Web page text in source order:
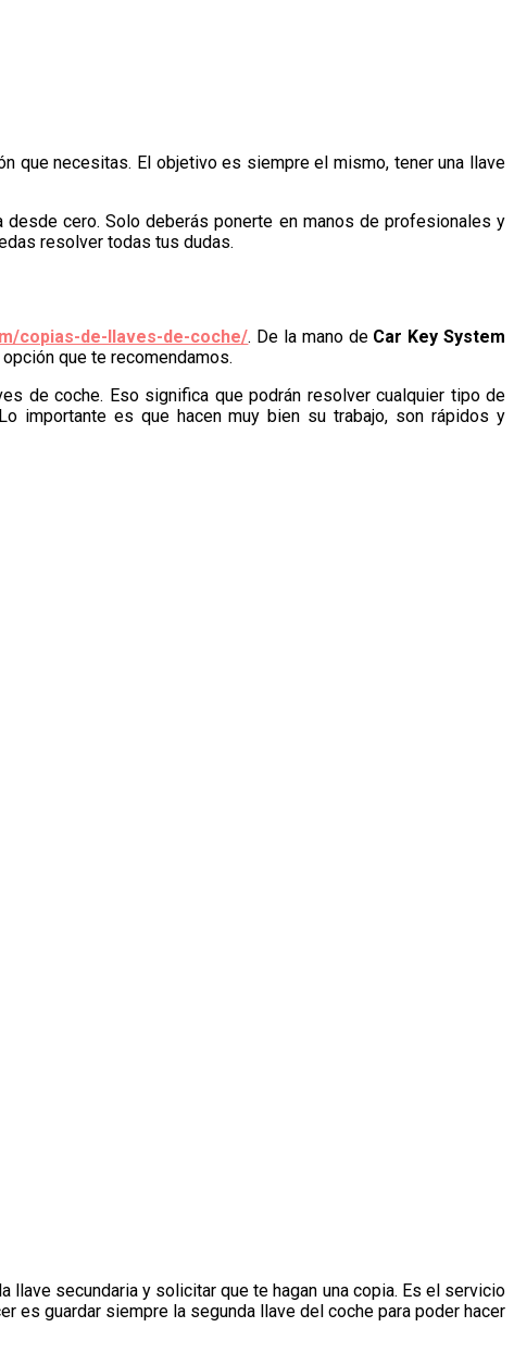
que necesitas. El objetivo es siempre el mismo, tener una llave
cero. Solo deberás ponerte en manos de profesionales y
resolver todas tus dudas.
copias-de-llaves-de-coche/. De la mano deCar Key System
que te recomendamos.
de coche. Eso significa que podrán resolver cualquier tipo de
importante es que hacen muy bien su trabajo, son rápidos y
llave secundaria y solicitar que te hagan una copia. Es el servicio
es guardar siempre la segunda llave del coche para poder hacer